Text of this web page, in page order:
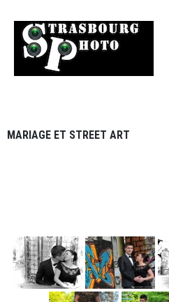
MARIAGE ET STREET ART